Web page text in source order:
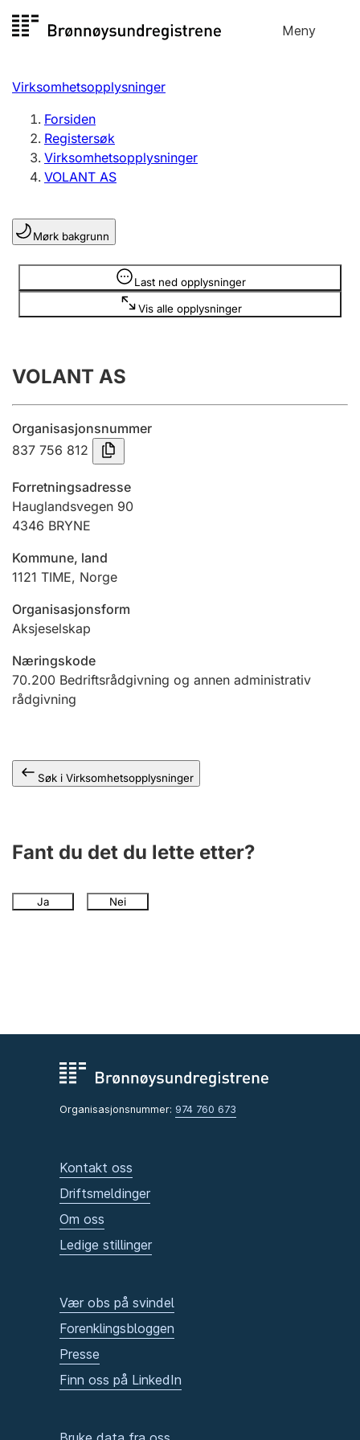
til
Meny
Registersøk
Aksjeselskap
Enkeltpersonforetak
Registrere, endre, slette
Lag og forening
Registrere, endre, slette
Årsregnskap
Innsending og forsinkelsesgebyr
Tinglysing
Jeger
Ektepaktveileder
Offentlig sektor
Virksomhetsopplysninger
Forsiden
Registersøk
Virksomhetsopplysninger
VOLANT AS
Mørk bakgrunn
Last ned opplysninger
Vis alle opplysninger
Opplysninger er skjult
VOLANT AS
Organisasjonsnummer
837 756 812
Forretningsadresse
Hauglandsvegen 90
4346 BRYNE
Kommune, land
1121 TIME, Norge
Organisasjonsform
Aksjeselskap
Næringskode
70.200 Bedriftsrådgivning og annen administrativ
rådgivning
Søk i Virksomhetsopplysninger
Fant du det du lette etter?
Ja Nei
Organisasjonsnummer: 974 760 673
Kontakt oss
Driftsmeldinger
Om oss
Ledige stillinger
Vær obs på svindel
Forenklingsbloggen
Presse
Finn oss på LinkedIn